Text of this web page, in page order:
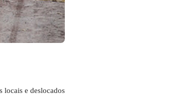
locais e deslocados